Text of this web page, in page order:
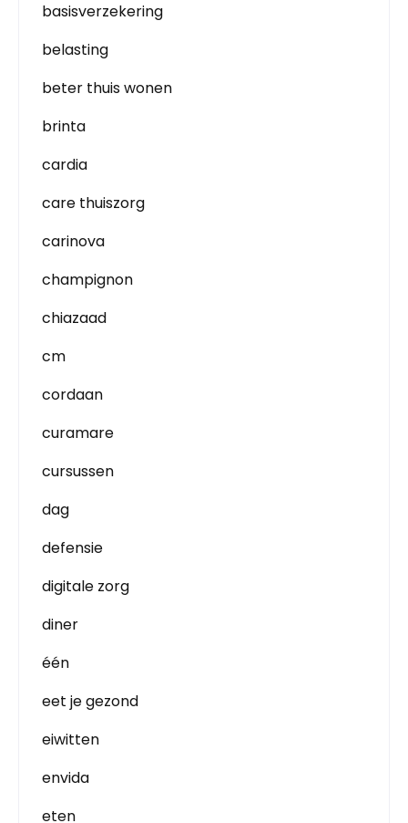
basisverzekering
belasting
beter thuis wonen
brinta
cardia
care thuiszorg
carinova
champignon
chiazaad
cm
cordaan
curamare
cursussen
dag
defensie
digitale zorg
diner
één
eet je gezond
eiwitten
envida
eten